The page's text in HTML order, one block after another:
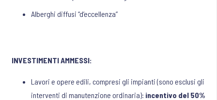
Alberghi diffusi “d’eccellenza”
INVESTIMENTI AMMESSI:
Lavori e opere edili, compresi gli impianti (sono esclusi gli
interventi di manutenzione ordinaria): incentivo del 50%